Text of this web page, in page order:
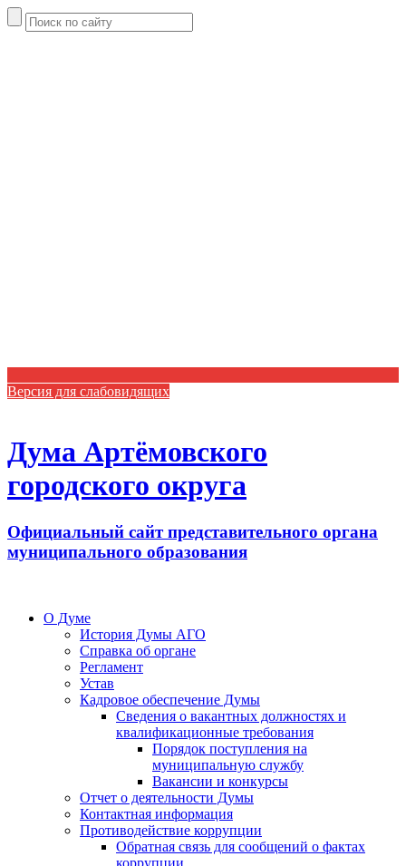
Версия для слабовидящих
Дума Артёмовского
городского округа
Официальный сайт представительного органа
муниципального образования
О Думе
История Думы АГО
Справка об органе
Регламент
Устав
Кадровое обеспечение Думы
Сведения о вакантных должностях и
квалификационные требования
Порядок поступления на
муниципальную службу
Вакансии и конкурсы
Отчет о деятельности Думы
Контактная информация
Противодействие коррупции
Обратная связь для сообщений о фактах
коррупции